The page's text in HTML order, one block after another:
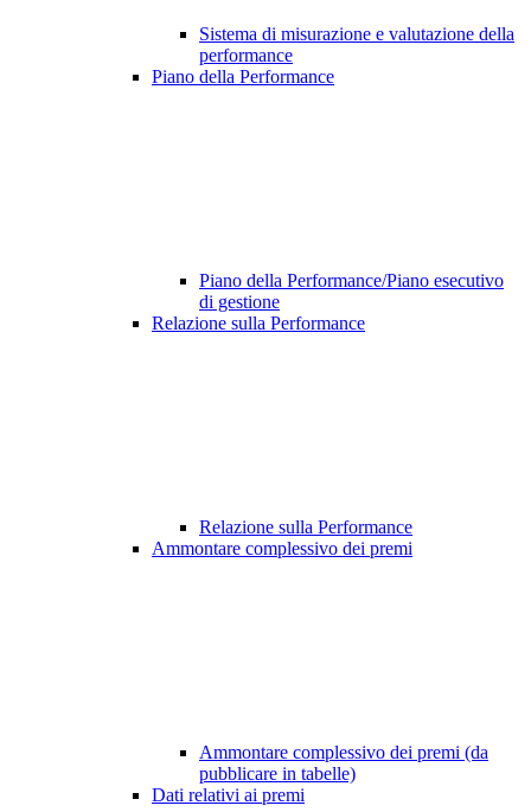
Sistema di misurazione e valutazione della
performance
Piano della Performance
Piano della Performance/Piano esecutivo
di gestione
Relazione sulla Performance
Relazione sulla Performance
Ammontare complessivo dei premi
Ammontare complessivo dei premi (da
pubblicare in tabelle)
Dati relativi ai premi